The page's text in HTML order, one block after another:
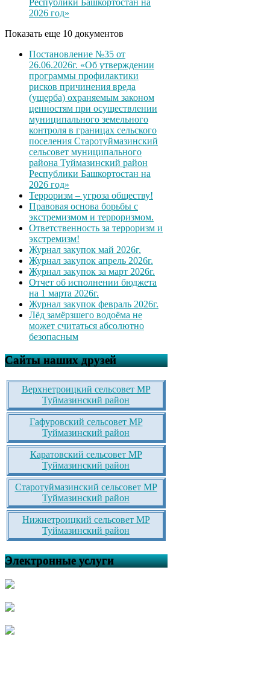
2026 год»
Показать еще 10 документов
Постановление №35 от
26.06.2026г. «Об утверждении
программы профилактики
рисков причинения вреда
(ущерба) охраняемым законом
ценностям при осуществлении
муниципального земельного
контроля в границах сельского
поселения Старотуймазинский
сельсовет муниципального
района Туймазинский район
Республики Башкортостан на
2026 год»
Терроризм – угроза обществу!
Правовая основа борьбы с
экстремизмом и терроризмом.
Ответственность за терроризм и
экстремизм!
Журнал закупок май 2026г.
Журнал закупок апрель 2026г.
Журнал закупок за март 2026г.
Отчет об исполнении бюджета
на 1 марта 2026г.
Журнал закупок февраль 2026г.
Лёд замёрзшего водоёма не
может считаться абсолютно
безопасным
Сайты наших друзей
Верхнетроицкий сельсовет МР
Туймазинский район
Гафуровский сельсовет МР
Туймазинский район
Каратовский сельсовет МР
Туймазинский район
Старотуймазинский сельсовет МР
Туймазинский район
Нижнетроицкий сельсовет МР
Туймазинский район
Электронные услуги